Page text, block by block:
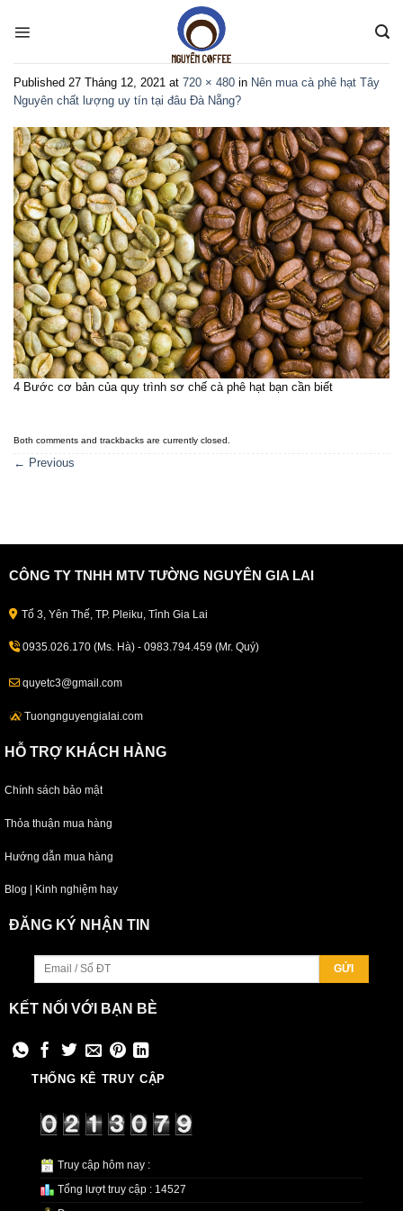
Published 27 Tháng 12, 2021 at 720 × 480 in Nên mua cà phê hạt Tây
Nguyên chất lượng uy tín tại đâu Đà Nẵng?
4 Bước cơ bản của quy trình sơ chế cà phê hạt bạn cần biết
Both comments and trackbacks are currently closed.
← Previous
CÔNG TY TNHH MTV TƯỜNG NGUYÊN GIA LAI
Tổ 3, Yên Thế, TP. Pleiku, Tỉnh Gia Lai
0935.026.170 (Ms. Hà) - 0983.794.459 (Mr. Quý)
quyetc3@gmail.com
Tuongnguyengialai.com
HỖ TRỢ KHÁCH HÀNG
Chính sách bảo mật
Thỏa thuận mua hàng
Hướng dẫn mua hàng
Blog | Kinh nghiệm hay
ĐĂNG KÝ NHẬN TIN
KẾT NỐI VỚI BẠN BÈ
THỐNG KÊ TRUY CẬP
Truy cập hôm nay :
Tổng lượt truy cập : 14527